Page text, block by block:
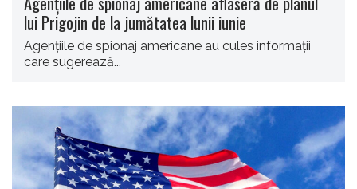
lui Prigojin de la jumătatea lunii iunie
Agenţiile de spionaj americane au cules informaţii
care sugerează...